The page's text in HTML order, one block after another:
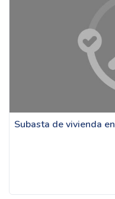
Subasta de vivienda